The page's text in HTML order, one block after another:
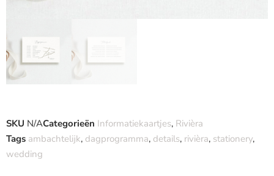
SKU N/ACategorieën Informatiekaartjes, Rivièra
Tags ambachtelijk, dagprogramma, details, rivièra, stationery,
wedding